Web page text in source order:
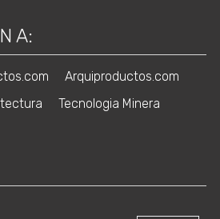
A:
Arquiproductos.com
Tecnologia Minera